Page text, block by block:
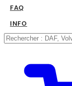
FAQ
INFO